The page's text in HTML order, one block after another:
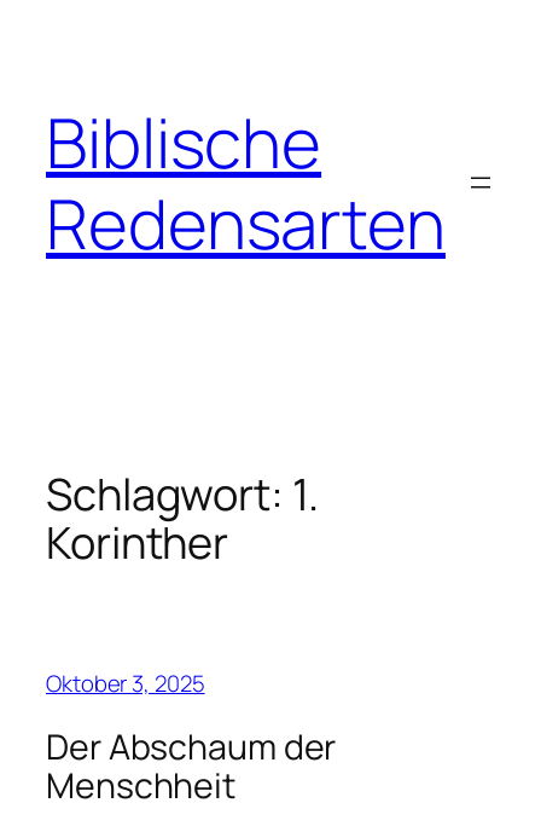
Biblische
Redensarten
Schlagwort: 1.
Korinther
Oktober 3, 2025
Der Abschaum der
Menschheit